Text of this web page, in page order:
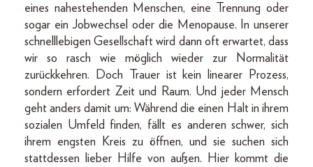
eines nahestehenden Menschen, eine Trennung oder
sogar ein Jobwechsel oder die Menopause. In unserer
schnelllebigen Gesellschaft wird dann oft erwartet, dass
wir so rasch wie möglich wieder zur Normalität
zurückkehren. Doch Trauer ist kein linearer Prozess,
sondern erfordert Zeit und Raum. Und jeder Mensch
geht anders damit um: Während die einen Halt in ihrem
sozialen Umfeld finden, fällt es anderen schwer, sich
ihrem engsten Kreis zu öffnen, und sie suchen sich
stattdessen lieber Hilfe von außen. Hier kommt die